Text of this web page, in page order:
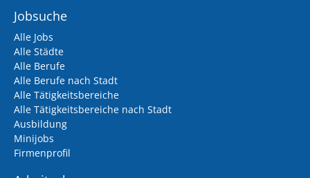
Jobsuche
Alle Jobs
Alle Städte
Alle Berufe
Alle Berufe nach Stadt
Alle Tätigkeitsbereiche
Alle Tätigkeitsbereiche nach Stadt
Ausbildung
Minijobs
Firmenprofil